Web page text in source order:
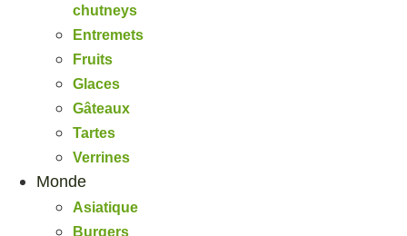
chutneys
Entremets
Fruits
Glaces
Gâteaux
Tartes
Verrines
Monde
Asiatique
Burgers